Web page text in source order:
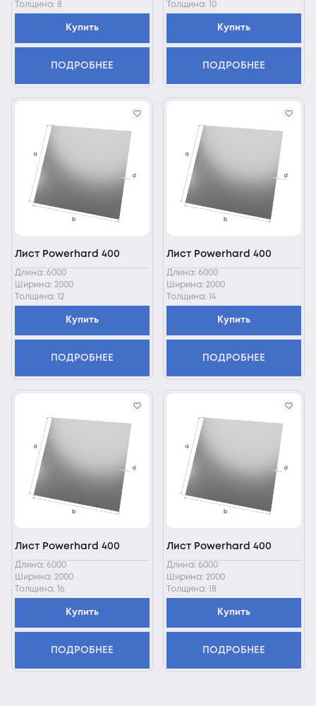
Толщина: 8
Купить
ПОДРОБНЕЕ
Толщина: 10
Купить
ПОДРОБНЕЕ
Лист Powerhard 400
Длина: 6000
Ширина: 2000
Толщина: 12
Купить
ПОДРОБНЕЕ
Лист Powerhard 400
Длина: 6000
Ширина: 2000
Толщина: 14
Купить
ПОДРОБНЕЕ
Лист Powerhard 400
Длина: 6000
Ширина: 2000
Толщина: 16
Купить
ПОДРОБНЕЕ
Лист Powerhard 400
Длина: 6000
Ширина: 2000
Толщина: 18
Купить
ПОДРОБНЕЕ